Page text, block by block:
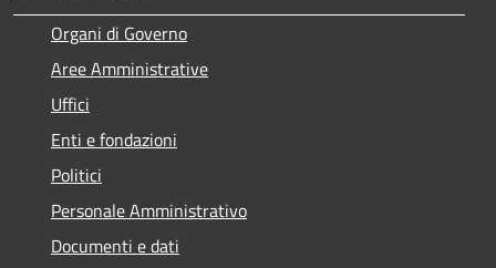
Organi di Governo
Aree Amministrative
Uffici
Enti e fondazioni
Politici
Personale Amministrativo
Documenti e dati